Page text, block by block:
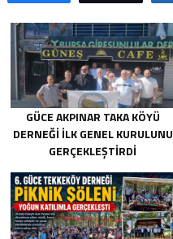
GÜCE AKPINAR TAKA KÖYÜ
DERNEĞI İLK GENEL KURULUNU
GERÇEKLEŞTIRDI